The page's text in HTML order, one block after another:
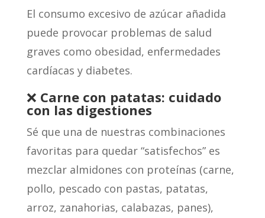
El consumo excesivo de azúcar añadida
puede provocar problemas de salud
graves como obesidad, enfermedades
cardíacas y diabetes.
❌ Carne con patatas: cuidado
con las digestiones
Sé que una de nuestras combinaciones
favoritas para quedar “satisfechos” es
mezclar almidones con proteínas (carne,
pollo, pescado con pastas, patatas,
arroz, zanahorias, calabazas, panes),